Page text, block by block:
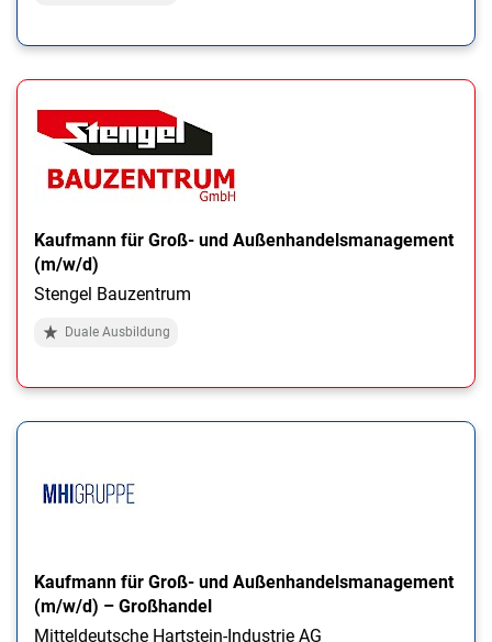
Kaufmann für Groß- und Außenhandelsmanagement
(m/w/d)
Stengel Bauzentrum
Duale Ausbildung
Kaufmann für Groß- und Außenhandelsmanagement
(m/w/d) – Großhandel
Mitteldeutsche Hartstein-Industrie AG